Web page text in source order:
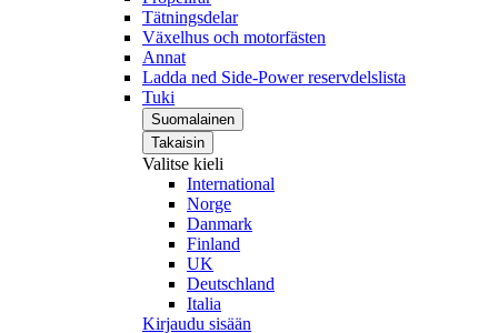
Tätningsdelar
Växelhus och motorfästen
Annat
Ladda ned Side-Power reservdelslista
Tuki
Suomalainen
Takaisin
Valitse kieli
International
Norge
Danmark
Finland
UK
Deutschland
Italia
Kirjaudu sisään